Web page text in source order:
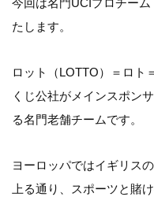
今回は名門UCIプロチー
たします。
ロット（LOTTO）＝ロ
くじ公社がメインスポン
る名門老舗チームです。
ヨーロッパではイギリス
上る通り、スポーツと賭